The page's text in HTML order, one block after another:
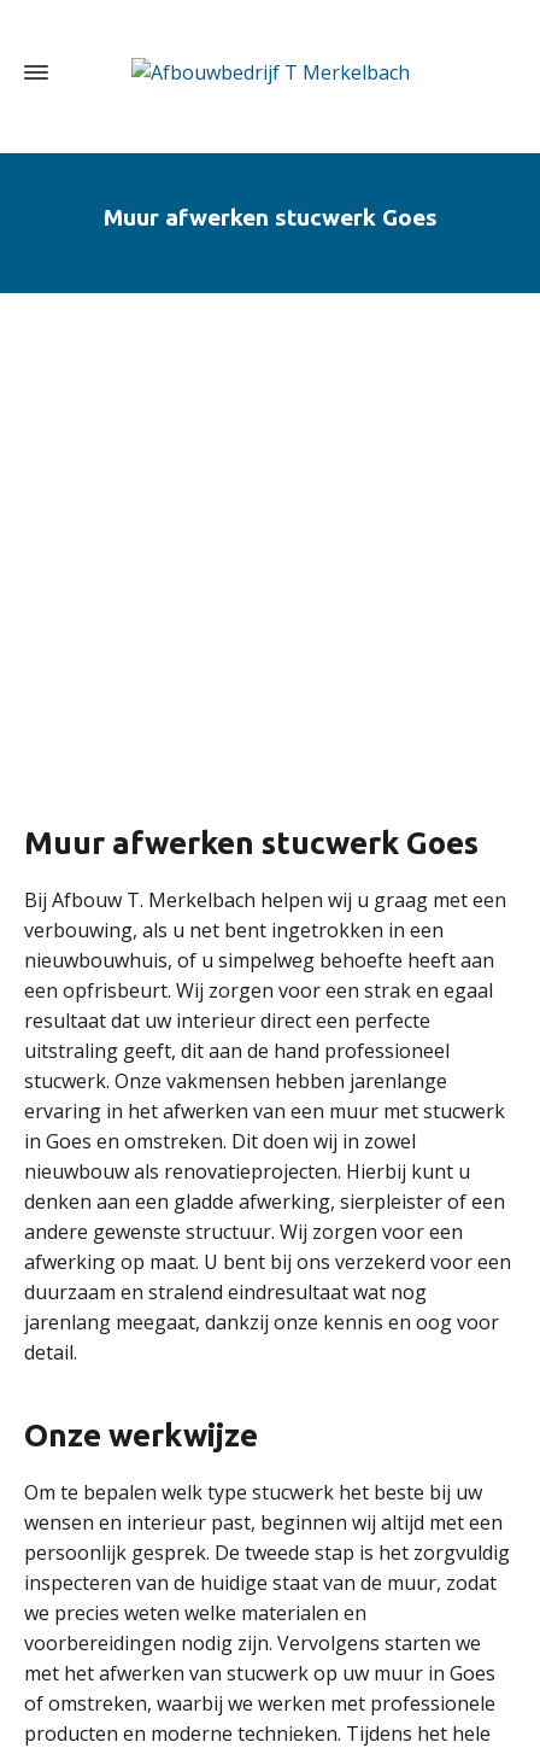
Muur afwerken stucwerk Goes
Muur afwerken stucwerk Goes
Bij Afbouw T. Merkelbach helpen wij u graag met een
verbouwing, als u net bent ingetrokken in een
nieuwbouwhuis, of u simpelweg behoefte heeft aan
een opfrisbeurt. Wij zorgen voor een strak en egaal
resultaat dat uw interieur direct een perfecte
uitstraling geeft, dit aan de hand professioneel
stucwerk. Onze vakmensen hebben jarenlange
ervaring in het afwerken van een muur met stucwerk
in Goes en omstreken. Dit doen wij in zowel
nieuwbouw als renovatieprojecten. Hierbij kunt u
denken aan een gladde afwerking, sierpleister of een
andere gewenste structuur. Wij zorgen voor een
afwerking op maat. U bent bij ons verzekerd voor een
duurzaam en stralend eindresultaat wat nog
jarenlang meegaat, dankzij onze kennis en oog voor
detail.
Onze werkwijze
Om te bepalen welk type stucwerk het beste bij uw
wensen en interieur past, beginnen wij altijd met een
persoonlijk gesprek. De tweede stap is het zorgvuldig
inspecteren van de huidige staat van de muur, zodat
we precies weten welke materialen en
voorbereidingen nodig zijn. Vervolgens starten we
met het afwerken van stucwerk op uw muur in Goes
of omstreken, waarbij we werken met professionele
producten en moderne technieken. Tijdens het hele